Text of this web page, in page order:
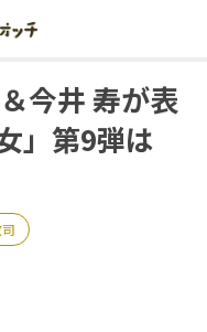
今井 寿が表
」第9弾は